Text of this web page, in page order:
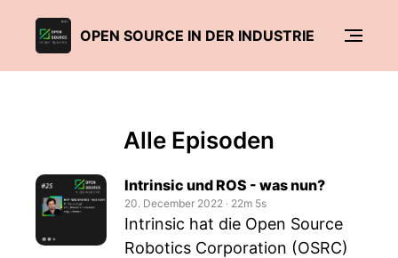
OPEN SOURCE IN DER INDUSTRIE
Alle Episoden
Intrinsic und ROS - was nun?
20. December 2022 ‧ 22m 5s
Intrinsic hat die Open Source
Robotics Corporation (OSRC)